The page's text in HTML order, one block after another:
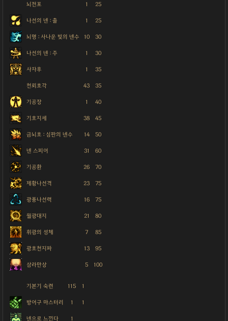
뇌전포 1 25
나선의 넨 : 출 1 25
뇌명 : 사나운 빛의 넨수 10 30
나선의 넨 : 주 1 30
사자후 1 35
천뢰호각 43 35
기공장 1 40
기호지세 38 45
금뇌호 : 심판의 넨수 14 50
넨 스피어 31 60
기공환 26 70
제황나선격 23 75
광풍나선력 16 75
월광대지 21 80
휘광의 성체 7 85
광호천지파 13 95
삼라만상 5 100
기본기 숙련 115 1
방어구 마스터리 1 1
넨으로 느낀다 1